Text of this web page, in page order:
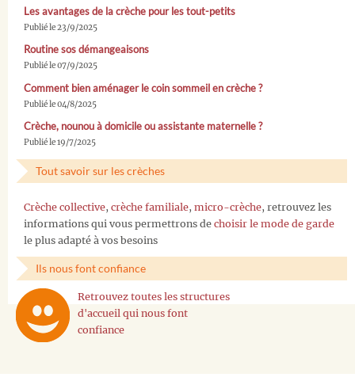
Les avantages de la crèche pour les tout-petits
Publié le 23/9/2025
Routine sos démangeaisons
Publié le 07/9/2025
Comment bien aménager le coin sommeil en crèche ?
Publié le 04/8/2025
Crèche, nounou à domicile ou assistante maternelle ?
Publié le 19/7/2025
Tout savoir sur les crèches
Crèche collective, crèche familiale, micro-crèche, retrouvez les
informations qui vous permettrons de choisir le mode de garde
le plus adapté à vos besoins
Ils nous font confiance
Retrouvez toutes les structures
d'accueil qui nous font
confiance